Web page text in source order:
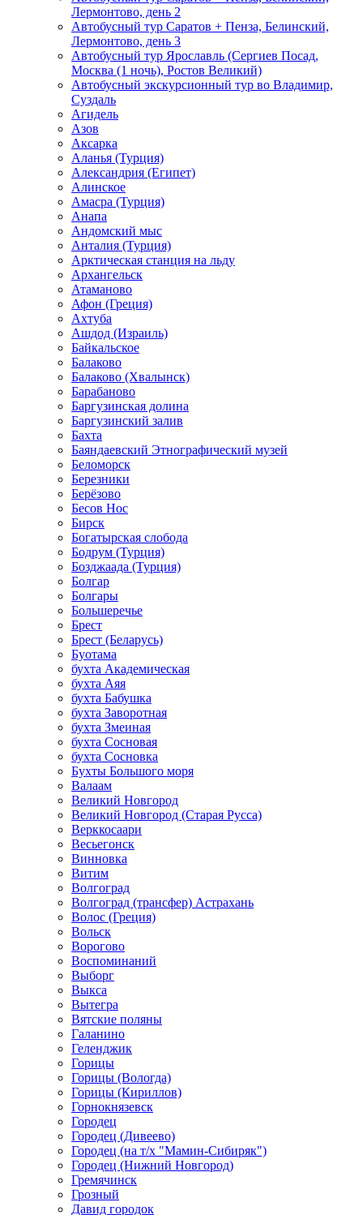
Лермонтово, день 2
Автобусный тур Саратов + Пенза, Белинский,
Лермонтово, день 3
Автобусный тур Ярославль (Сергиев Посад,
Москва (1 ночь), Ростов Великий)
Автобусный экскурсионный тур во Владимир,
Суздаль
Агидель
Азов
Аксарка
Аланья (Турция)
Александрия (Египет)
Алинское
Амасра (Турция)
Анапа
Андомский мыс
Анталия (Турция)
Арктическая станция на льду
Архангельск
Атаманово
Афон (Греция)
Ахтуба
Ашдод (Израиль)
Байкальское
Балаково
Балаково (Хвалынск)
Барабаново
Баргузинская долина
Баргузинский залив
Бахта
Баяндаевский Этнографический музей
Беломорск
Березники
Берёзово
Бесов Нос
Бирск
Богатырская слобода
Бодрум (Турция)
Бозджаада (Турция)
Болгар
Болгары
Большеречье
Брест
Брест (Беларусь)
Буотама
бухта Академическая
бухта Аяя
бухта Бабушка
бухта Заворотная
бухта Змеиная
бухта Сосновая
бухта Сосновка
Бухты Большого моря
Валаам
Великий Новгород
Великий Новгород (Старая Русса)
Верккосаари
Весьегонск
Винновка
Витим
Волгоград
Волгоград (трансфер) Астрахань
Волос (Греция)
Вольск
Ворогово
Воспоминаний
Выборг
Выкса
Вытегра
Вятские поляны
Галанино
Геленджик
Горицы
Горицы (Вологда)
Горицы (Кириллов)
Горнокнязевск
Городец
Городец (Дивеево)
Городец (на т/х "Мамин-Сибиряк")
Городец (Нижний Новгород)
Гремячинск
Грозный
Давид городок